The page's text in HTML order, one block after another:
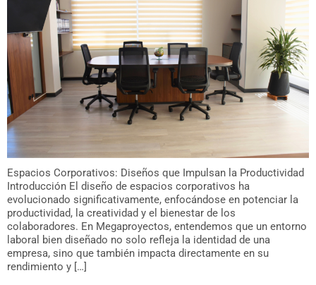
Espacios Corporativos: Diseños que Impulsan la Productividad
Introducción El diseño de espacios corporativos ha
evolucionado significativamente, enfocándose en potenciar la
productividad, la creatividad y el bienestar de los
colaboradores. En Megaproyectos, entendemos que un entorno
laboral bien diseñado no solo refleja la identidad de una
empresa, sino que también impacta directamente en su
rendimiento y […]